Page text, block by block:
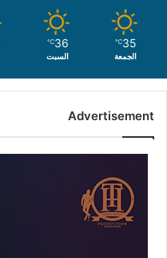
35
℃
الجمعة
36
℃
السبت
Advertisement